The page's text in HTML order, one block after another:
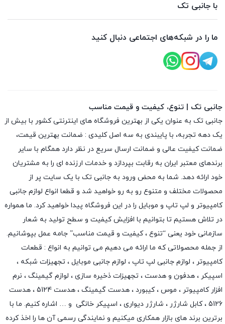
با جانبی تک
ما را در شبکه‌های اجتماعی دنبال کنید
جانبی تک | تنوع، کیفیت و قیمت مناسب
جانبی تک به عنوان یکی از بهترین فروشگاه های اینترنتی کشور با بیش از
یک دهه تجربه، با پایبندی به سه اصل کلیدی : ضمانت بهترین قیمت،
ضمانت کیفیت عالی و ضمانت ارسال سریع در نظر دارد همگام با سایر
برندهای معتبر ایران به رقابت بپردازد و خدمات ارزنده ای را به مشتریان
خود ارائه دهد. شما به محض ورود به جانبی تک با یک سایت پر از
محصولات مختلف و متنوع رو به رو خواهید شد و قطعا انواع لوازم جانبی
کامپیوتر و لپ تاپ و موبایل را در این فروشگاه پیدا خواهید کرد. ما همواره
در تلاش هستیم تا بتوانیم با افزایش کیفیت و سطح تولید به شعار
سازمانی خود یعنی “تنوع ، کیفیت و قیمت مناسب” جامه عمل بپوشانیم.
از جمله محصولاتی که ما ارائه می دهیم می توانیم به انواع : قطعات
کامپیوتر ، لوازم جانبی لپ تاپ ، لوازم جانبی موبایل ، تجهیزات شبکه ،
اسپیکر ، هدفون و هدست ، تجهیزات ذخیره سازی ، لوازم گیمینگ ، نرم
افزار کامپیوتر ، موس ،کیبورد ، هدست گیمینگ
، هدست 5124 ، هدست
5126 ،
کابل شارژر ، شارژر دیواری ، اسپیکر خانگی و … اشاره کنیم. ما با
برترین برند های بازار همکاری میکنیم و نمایندگی رسمی آن ها را اخذ کرده